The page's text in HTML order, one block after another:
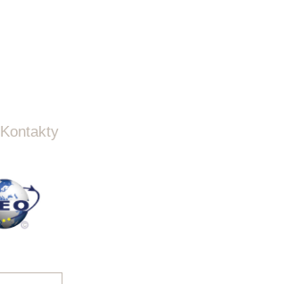
Kontakty